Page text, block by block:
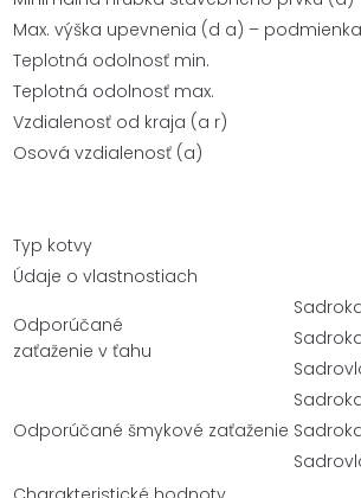
Max. výška upevnenia (d a) – podmienka
Teplotná odolnosť min.
Teplotná odolnosť max.
Vzdialenosť od kraja (a r)
Osová vzdialenosť (a)
Typ kotvy
Údaje o vlastnostiach
Odporúčané
zaťaženie v ťahu
Odporúčané šmykové zaťaženie